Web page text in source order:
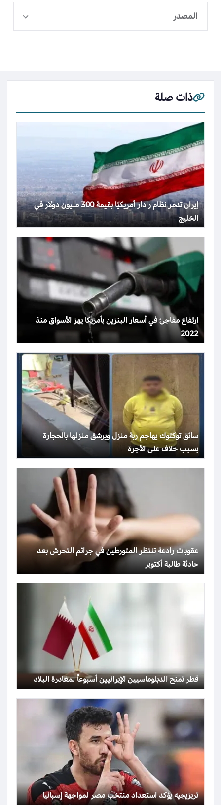
المصدر
ذات صلة
إيران تدمر نظام رادار أمريكيًا بقيمة 300 مليون دولار في
الخليج
ارتفاع مفاجئ في أسعار البنزين بأمريكا يهز الأسواق منذ
2022
سائق توكتوك يهاجم ربة منزل ويرشق منزلها بالحجارة
بسبب خلاف على الأجرة
عقوبات رادعة تنتظر المتورطين في جرائم التحرش بعد
حادثة طالبة أكتوبر
قطر تمنح الدبلوماسيين الإيرانيين أسبوعاً لمغادرة البلاد
تريزيجيه يؤكد استعداد منتخب مصر لمواجهة إسبانيا